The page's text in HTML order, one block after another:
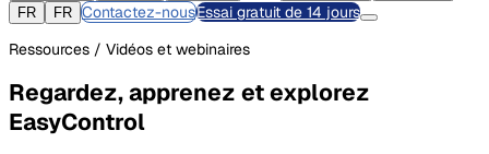
FR
FR Contactez-nousEssai gratuit de 14 jours
Ressources / Vidéos et webinaires
Regardez, apprenez et explorez
EasyControl